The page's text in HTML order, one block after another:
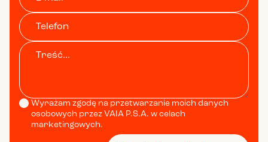
Wyrażam zgodę na przetwarzanie moich danych
osobowych przez VAIA P.S.A. w celach
marketingowych.